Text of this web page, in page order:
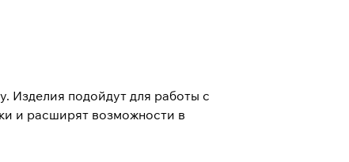
Изделия подойдут для работы с
и расширят возможности в